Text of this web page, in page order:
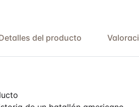
del producto